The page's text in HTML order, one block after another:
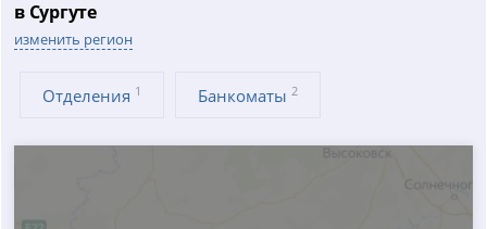
в Сургуте
изменить регион
Отделения 1 Банкоматы2